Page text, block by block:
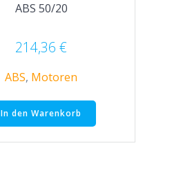
ABS 50/20
214,36€
ABS, Motoren
In den Warenkorb